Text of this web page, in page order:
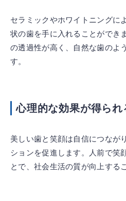
セラミックやホワイトニングに
状の歯を手に入れることができ
の透過性が高く、自然な歯のよ
す。
心理的な効果が得られ
美しい歯と笑顔は自信につなが
ションを促進します。人前で笑
とで、社会生活の質が向上する